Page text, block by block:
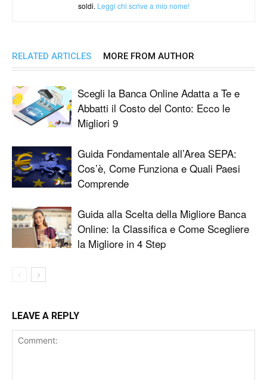
soldi. Leggi chi scrive a mio nome!
RELATED ARTICLES MORE FROM AUTHOR
Scegli la Banca Online Adatta a Te e
Abbatti il Costo del Conto: Ecco le
Migliori 9
Guida Fondamentale all’Area SEPA:
Cos’è, Come Funziona e Quali Paesi
Comprende
Guida alla Scelta della Migliore Banca
Online: la Classifica e Come Scegliere
la Migliore in 4 Step
LEAVE A REPLY